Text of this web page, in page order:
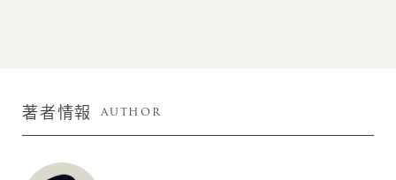
著者情報 AUTHOR